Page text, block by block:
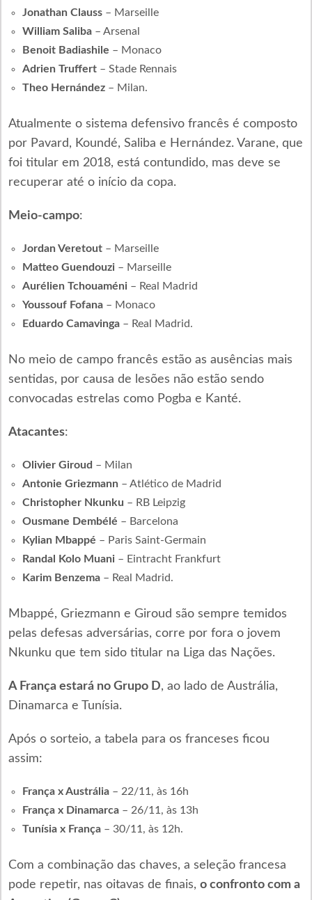
Jonathan Clauss– Marseille
William Saliba– Arsenal
Benoit Badiashile – Monaco
Adrien Truffert– Stade Rennais
Theo Hernández– Milan.
Atualmente o sistema defensivo francês é composto
por Pavard, Koundé, Saliba e Hernández. Varane, que
foi titular em 2018, está contundido, mas deve se
recuperar até o início da copa.
Meio-campo:
Jordan Veretout– Marseille
Matteo Guendouzi– Marseille
Aurélien Tchouaméni– Real Madrid
Youssouf Fofana– Monaco
Eduardo Camavinga– Real Madrid.
No meio de campo francês estão as ausências mais
sentidas, por causa de lesões não estão sendo
convocadas estrelas como Pogba e Kanté.
Atacantes:
Olivier Giroud – Milan
Antonie Griezmann – Atlético de Madrid
Christopher Nkunku – RB Leipzig
Ousmane Dembélé – Barcelona
Kylian Mbappé – Paris Saint-Germain
Randal Kolo Muani– Eintracht Frankfurt
Karim Benzema– Real Madrid.
Mbappé, Griezmann e Giroud são sempre temidos
pelas defesas adversárias, corre por fora o jovem
Nkunku que tem sido titular na Liga das Nações.
A França estará no Grupo D, ao lado de Austrália,
Dinamarca e Tunísia.
Após o sorteio, a tabela para os franceses ficou
assim:
França x Austrália– 22/11, às 16h
França x Dinamarca– 26/11, às 13h
Tunísia x França– 30/11, às 12h.
Com a combinação das chaves, a seleção francesa
pode repetir, nas oitavas de finais, o confronto com a